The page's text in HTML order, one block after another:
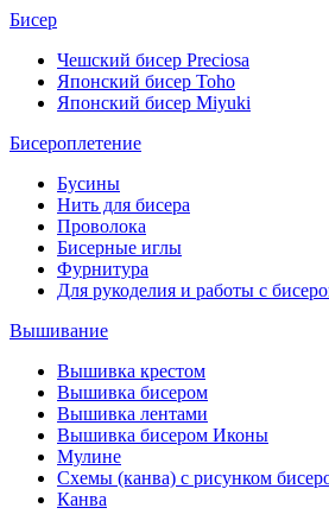
Бисер
Чешский бисер Preciosa
Японский бисер Toho
Японский бисер Miyuki
Бисероплетение
Бусины
Нить для бисера
Проволока
Бисерные иглы
Фурнитура
Для рукоделия и работы с
Вышивание
Вышивка крестом
Вышивка бисером
Вышивка лентами
Вышивка бисером Иконы
Мулине
Схемы (канва) с рисунком
Канва